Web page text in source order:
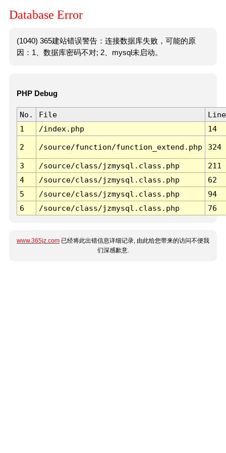
Database Error
(1040) 365建站错误警告：连接数据库失败，可能的原
因：1、数据库密码不对; 2、mysql未启动。
PHP Debug
No. File
Line
1
/index.php 14
2 /source/function/function_extend.php 324
3 /source/class/jzmysql.class.php
211
4
/source/class/jzmysql.class.php
62
5
/source/class/jzmysql.class.php
94
6
/source/class/jzmysql.class.php 76
www.365jz.com 已经将此出错信息详细记录, 由此给您带来的访问不便我
们深感歉意.